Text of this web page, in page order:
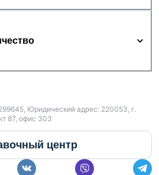
Юридический адрес: 220053, г.
87, офис 303
центр